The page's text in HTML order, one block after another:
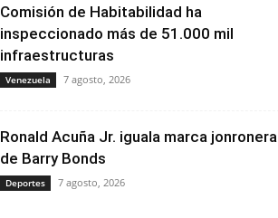
Comisión de Habitabilidad ha
inspeccionado más de 51.000 mil
infraestructuras
Venezuela 7 agosto, 2026
Ronald Acuña Jr. iguala marca jonronera
de Barry Bonds
Deportes 7 agosto, 2026